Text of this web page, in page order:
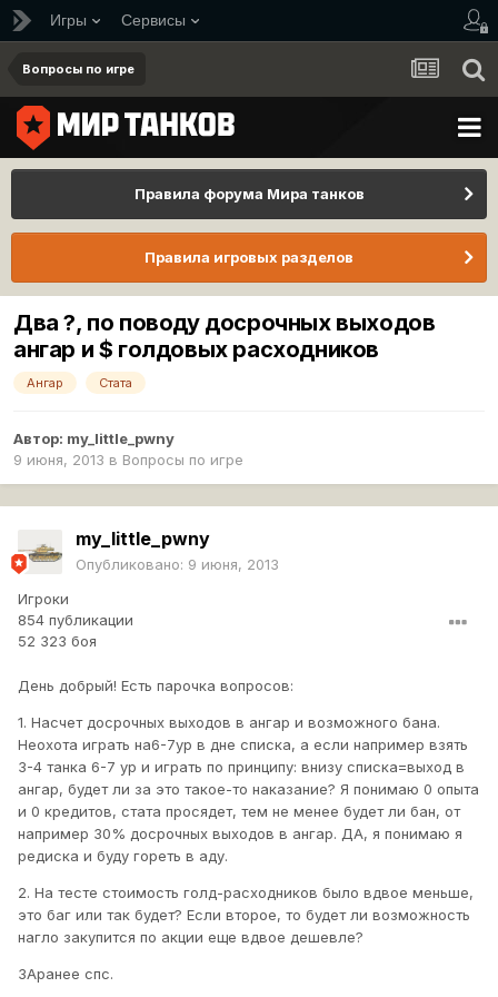
Игры Сервисы
Вопросы по игре
Правила форума Мира танков
Правила игровых разделов
Два ?, по поводу досрочных выходов
ангар и $ голдовых расходников
Ангар Стата
Автор: my_little_pwny
9 июня, 2013 в Вопросы по игре
my_little_pwny
Опубликовано: 9 июня, 2013
Игроки
854 публикации
52 323 боя
День добрый! Есть парочка вопросов:
1. Насчет досрочных выходов в ангар и возможного бана.
Неохота играть на6-7ур в дне списка, а если например взять
3-4 танка 6-7 ур и играть по принципу: внизу списка=выход в
ангар, будет ли за это такое-то наказание? Я понимаю 0 опыта
и 0 кредитов, стата просядет, тем не менее будет ли бан, от
например 30% досрочных выходов в ангар. ДА, я понимаю я
редиска и буду гореть в аду.
2. На тесте стоимость голд-расходников было вдвое меньше,
это баг или так будет? Если второе, то будет ли возможность
нагло закупится по акции еще вдвое дешевле?
ЗАранее спс.